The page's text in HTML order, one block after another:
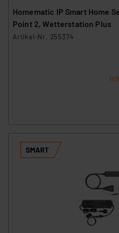
Homematic IP Smart Home
Point 2, Wetterstation Plus
Artikel-Nr. 255374